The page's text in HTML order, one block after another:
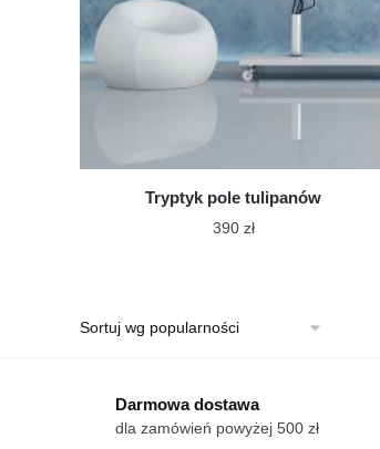
Tryptyk pole tulipanów
390 zł
ma
Opcje
można
Darmowa dostawa
dla zamówień powyżej 500 zł